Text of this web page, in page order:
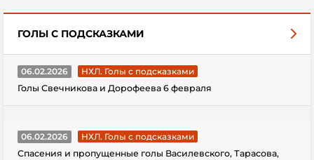
ГОЛЫ С ПОДСКАЗКАМИ
06.02.2026
НХЛ. Голы с подсказками
Голы Свечникова и Дорофеева 6 февраля
06.02.2026
НХЛ. Голы с подсказками
Спасения и пропущенные голы Василевского, Тарасова,